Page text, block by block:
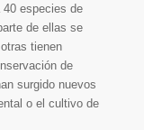
especies de
de ellas se
tienen
de
surgido nuevos
o el cultivo de